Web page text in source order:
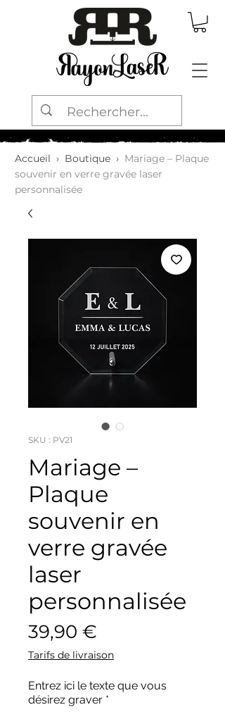
Accueil › Boutique › Mariage – Plaque
souvenir en verre gravée laser
personnalisée
SKU : PV21
Mariage –
Plaque
souvenir en
verre gravée
laser
personnalisée
39,90 €
Tarifs de livraison
Entrez ici le texte que vous
désirez graver *